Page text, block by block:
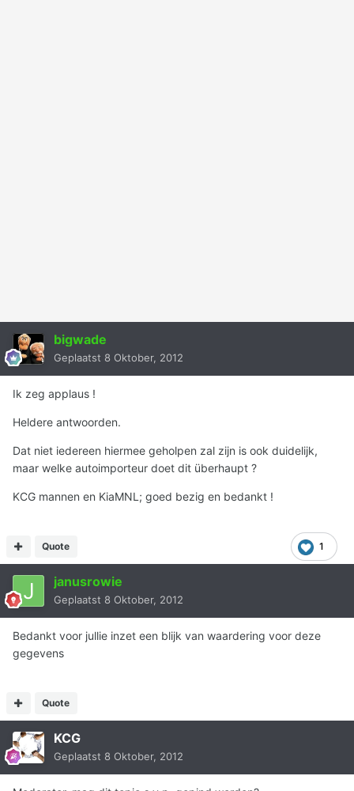
bigwade
Geplaatst 8 Oktober, 2012
Ik zeg applaus !
Heldere antwoorden.
Dat niet iedereen hiermee geholpen zal zijn is ook duidelijk,
maar welke autoimporteur doet dit überhaupt ?
KCG mannen en KiaMNL; goed bezig en bedankt !
1
Quote
janusrowie
Geplaatst 8 Oktober, 2012
Bedankt voor jullie inzet een blijk van waardering voor deze
gegevens
Quote
KCG
Geplaatst 8 Oktober, 2012